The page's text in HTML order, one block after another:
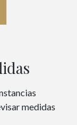
medidas